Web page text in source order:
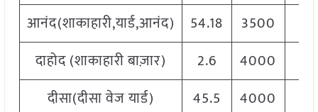
आनंद(शाकाहारी,यार्ड,आनंद) 54.18 3500
दाहोद (शाकाहारी बाज़ार)
2.6 4000
दीसा(दीसा वेज यार्ड)
45.5 4000